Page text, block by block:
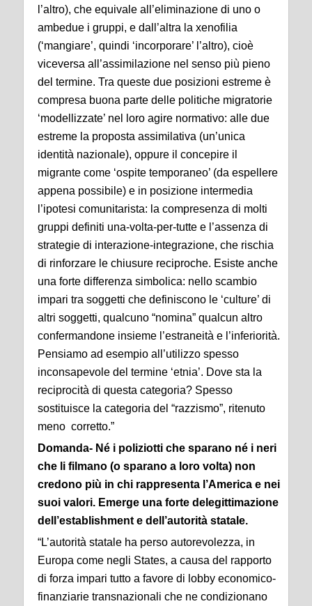
l’altro), che equivale all’eliminazione di uno o
ambedue i gruppi, e dall’altra la xenofilia
(‘mangiare’, quindi ‘incorporare’ l’altro), cioè
viceversa all’assimilazione nel senso più pieno
del termine. Tra queste due posizioni estreme è
compresa buona parte delle politiche migratorie
‘modellizzate’ nel loro agire normativo: alle due
estreme la proposta assimilativa (un’unica
identità nazionale), oppure il concepire il
migrante come ‘ospite temporaneo’ (da espellere
appena possibile) e in posizione intermedia
l’ipotesi comunitarista: la compresenza di molti
gruppi definiti una-volta-per-tutte e l’assenza di
strategie di interazione-integrazione, che rischia
di rinforzare le chiusure reciproche. Esiste anche
una forte differenza simbolica: nello scambio
impari tra soggetti che definiscono le ‘culture’ di
altri soggetti, qualcuno “nomina” qualcun altro
confermandone insieme l’estraneità e l’inferiorità.
Pensiamo ad esempio all’utilizzo spesso
inconsapevole del termine ‘etnia’. Dove sta la
reciprocità di questa categoria? Spesso
sostituisce la categoria del “razzismo”, ritenuto
meno corretto.”
Domanda- Né i poliziotti che sparano né i neri
che li filmano (o sparano a loro volta) non
credono più in chi rappresenta l’America e nei
suoi valori. Emerge una forte delegittimazione
dell’establishment e dell’autorità statale.
“L’autorità statale ha perso autorevolezza, in
Europa come negli States, a causa del rapporto
di forza impari tutto a favore di lobby economico-
finanziarie transnazionali che ne condizionano